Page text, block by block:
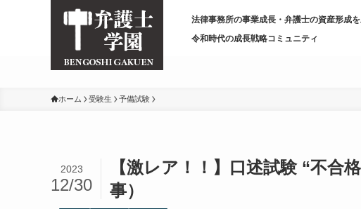
法律事務所の事業成長・弁護士の資産形成
令和時代の成長戦略コミュニティ
ホーム 受験生 予備試験
【激レア！！】口述試験 “不合
事）
2023
12/30